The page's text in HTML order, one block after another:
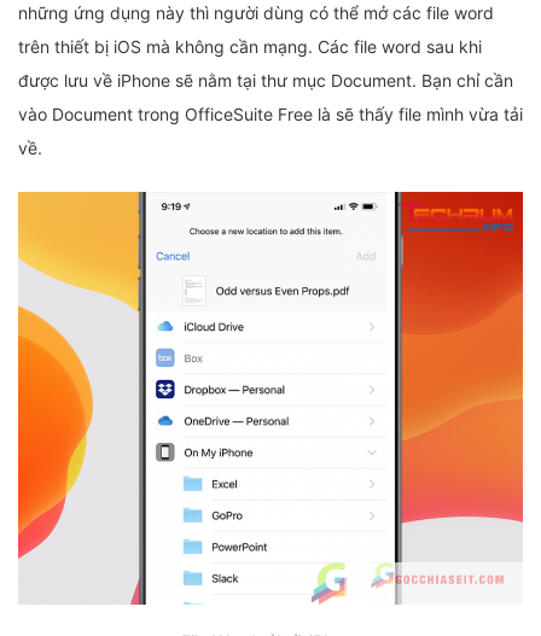
những ứng dụng này thì người dùng có thể mở các file word
trên thiết bị iOS mà không cần mạng. Các file word sau khi
được lưu về iPhone sẽ nằm tại thư mục Document. Bạn chỉ cần
vào Document trong OfficeSuite Free là sẽ thấy file mình vừa tải
về.